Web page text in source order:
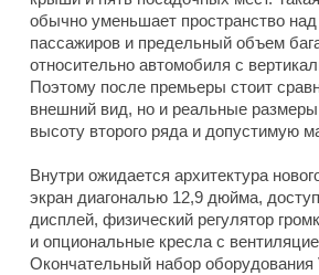
обычно уменьшает пространство
пассажиров и предельный объем
относительно автомобиля с
Поэтому после премьеры стоит
внешний вид, но и реальные размеры
высоту второго ряда и допустимую
Внутри ожидается архитектура
экран диагональю 12,9 дюйма,
дисплей, физический регулятор
и опциональные кресла с
Окончательный набор оборудования